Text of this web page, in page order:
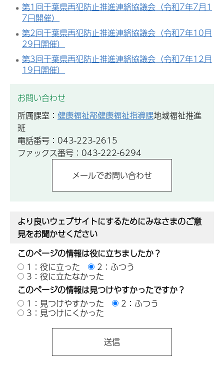
第1回千葉県再犯防止推進連絡協議会（令和7年7月1
7日開催）
第2回千葉県再犯防止推進連絡協議会（令和7年10月
29日開催）
第3回千葉県再犯防止推進連絡協議会（令和7年12月
19日開催）
お問い合わせ
所属課室： 健康福祉部健康福祉指導課地域福祉推進
班
電話番号：043-223-2615
ファックス番号：043-222-6294
より良いウェブサイトにするためにみなさまのご意
見をお聞かせください
このページの情報は役に立ちましたか？
1：役に立った
2：ふつう
3：役に立たなかった
このページの情報は見つけやすかったですか？
1：見つけやすかった
2：ふつう
3：見つけにくかった